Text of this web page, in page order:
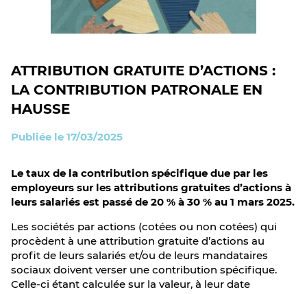
ATTRIBUTION GRATUITE D’ACTIONS :
LA CONTRIBUTION PATRONALE EN
HAUSSE
Publiée le 17/03/2025
Le taux de la contribution spécifique due par les
employeurs sur les attributions gratuites d’actions à
leurs salariés est passé de 20 % à 30 % au 1 mars 2025.
Les sociétés par actions (cotées ou non cotées) qui
procèdent à une attribution gratuite d’actions au
profit de leurs salariés et/ou de leurs mandataires
sociaux doivent verser une contribution spécifique.
Celle-ci étant calculée sur la valeur, à leur date